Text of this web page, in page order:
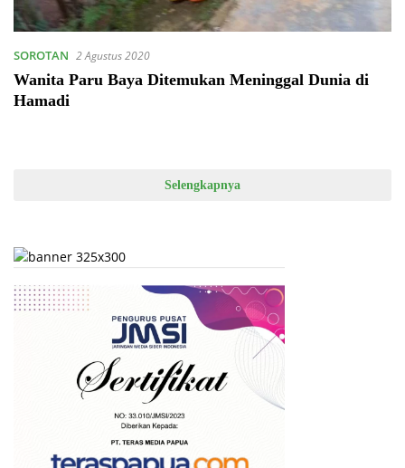
SOROTAN 2 Agustus 2020
Wanita Paru Baya Ditemukan Meninggal Dunia di
Hamadi
Selengkapnya